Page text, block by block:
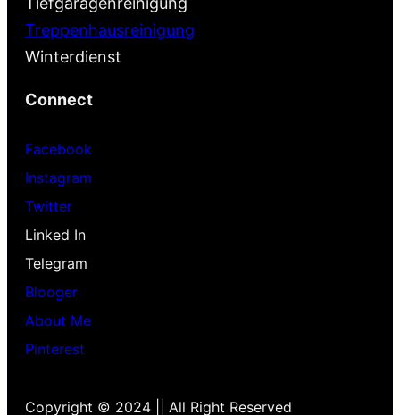
Treppenhausreinigung
Winterdienst
Connect
Facebook
Instagram
Twitter
Linked In
Telegram
Blooger
About Me
Pinterest
Copyright © 2024 || All Right Reserved